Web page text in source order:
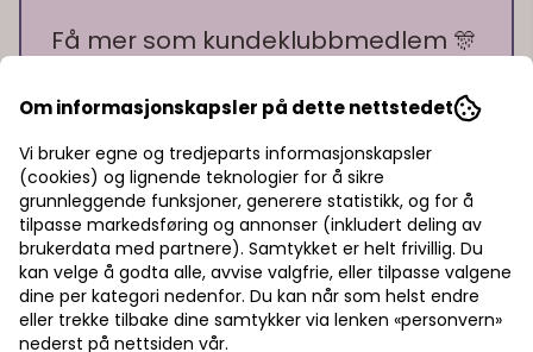
Få mer som kundeklubbmedlem 🎊
🎁 10% bonus på alt du handler!
🎁 15% rabatt på ett kjøp
🎁 Gratis frakt over 700 kr
Pst! Husk å logge inn!
Bli medlem - få gratis frakt fra 700 kr
På lager På lager
Om informasjonskapsler på dette nettstedet
Vi bruker egne og tredjeparts informasjonskapsler
(cookies) og lignende teknologier for å sikre
grunnleggende funksjoner, generere statistikk, og for å
tilpasse markedsføring og annonser (inkludert deling av
brukerdata med partnere). Samtykket er helt frivillig. Du
kan velge å godta alle, avvise valgfrie, eller tilpasse valgene
dine per kategori nedenfor. Du kan når som helst endre
eller trekke tilbake dine samtykker via lenken «personvern»
nederst på nettsiden vår.